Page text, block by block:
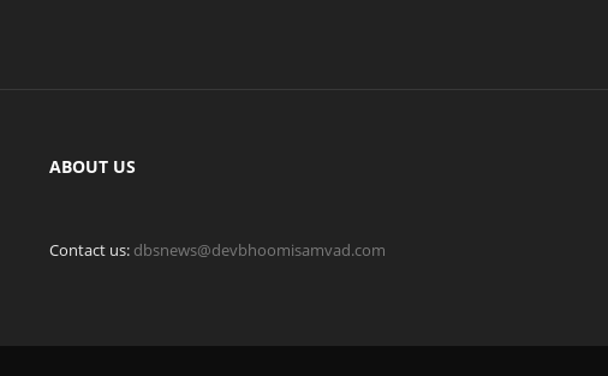
ABOUT US
Contact us: dbsnews@devbhoomisamvad.com